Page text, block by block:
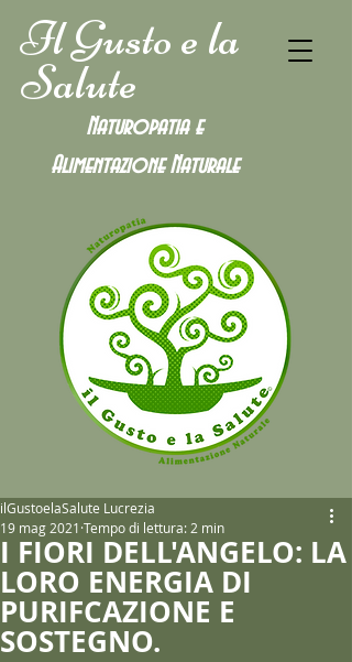
Il Gusto e la
Salute
Naturopatia e
Alimentazione Naturale
I FIORI DELL'ANGELO: LA
LORO ENERGIA DI
PURIFCAZIONE E
SOSTEGNO.
ilGustoelaSalute Lucrezia
19 mag 2021 Tempo di lettura: 2 min